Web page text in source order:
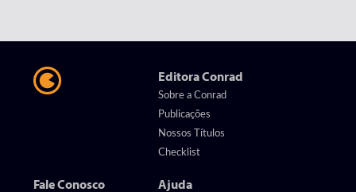
Editora Conrad
Sobre a Conrad
Publicações
Nossos Títulos
Checklist
Fale Conosco Ajuda